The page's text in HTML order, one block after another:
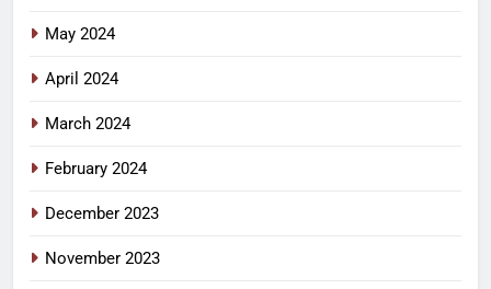
May 2024
April 2024
March 2024
February 2024
December 2023
November 2023